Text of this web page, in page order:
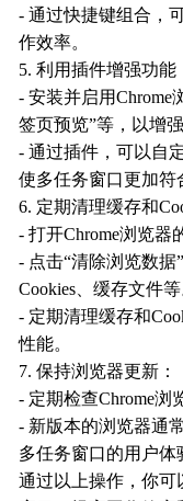
- 通过快捷键组合，
作效率。
5. 利用插件增强功能
- 安装并启用Chrome
签页预览”等，以增
- 通过插件，可以自
使多任务窗口更加符
6. 定期清理缓存和
- 打开Chrome浏览器
- 点击“清除浏览数
Cookies、缓存文件等
- 定期清理缓存和
性能。
7. 保持浏览器更新：
- 定期检查Chrome浏
- 新版本的浏览器通
多任务窗口的用户体
通过以上操作，你可